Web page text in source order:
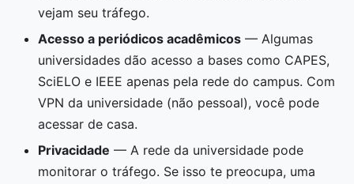
vejam seu tráfego.
Acesso a periódicos acadêmicos — Algumas
universidades dão acesso a bases como CAPES,
SciELO e IEEE apenas pela rede do campus. Com
VPN da universidade (não pessoal), você pode
acessar de casa.
Privacidade — A rede da universidade pode
monitorar o tráfego. Se isso te preocupa, uma